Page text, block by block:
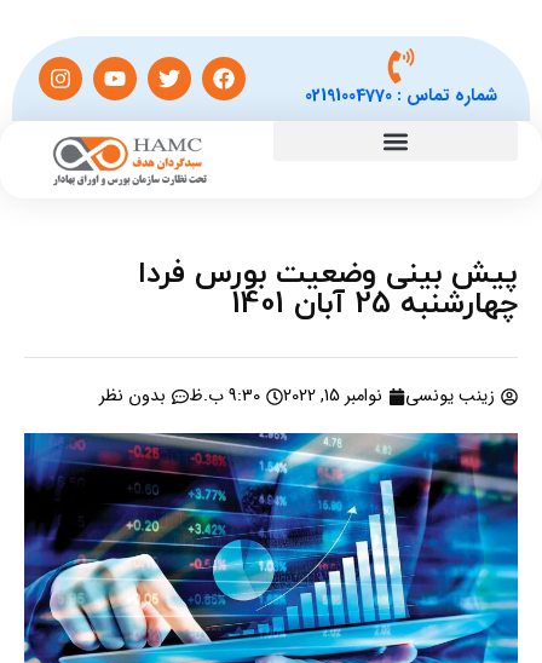
شماره تماس :02191004770
پیش بینی وضعیت بورس فردا
چهارشنبه 25 آبان 1401
زینب یونسی نوامبر 15, 2022 9:30 ب.ظ بدون نظر